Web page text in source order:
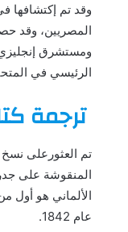
المصريين، وقد
ومستشرق
الرئيسي في
ترجمة
تم العثورعلى نسخ
المنقوشة على
الألماني هو أول
عام 1842.